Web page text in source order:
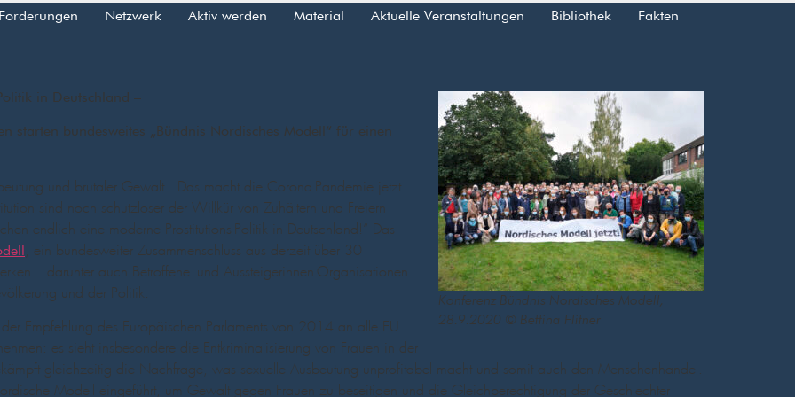
Forderungen Netzwerk Aktiv werden Material Aktuelle Veranstaltungen Bibliothek Fakten
Konferenz Bündnis Nordisches Modell,
28.9.2020 © Bettina Flitner
in Deutschland –
starten bundesweites „Bündnis Nordisches Modell“ für einen
und brutaler Gewalt.
Das macht die Corona-Pandemie jetzt
sind noch schutzloser der Willkür von Zuhältern und Freiern
endlich eine moderne Prostitutions-Politik in Deutschland!“ Das
, ein bundesweiter Zusammenschluss aus derzeit über 30
– darunter auch Betroffene- und Aussteigerinnen-Organisationen –
und der Politik.
Empfehlung des Europäischen Parlaments von 2014 an alle EU-
es sieht insbesondere die Entkriminalisierung von Frauen in der
gleichzeitig die Nachfrage, was sexuelle Ausbeutung unprofitabel macht und somit auch den Menschenhandel.
Modell eingeführt, um Gewalt gegen Frauen zu beseitigen und die Gleichberechtigung der Geschlechter